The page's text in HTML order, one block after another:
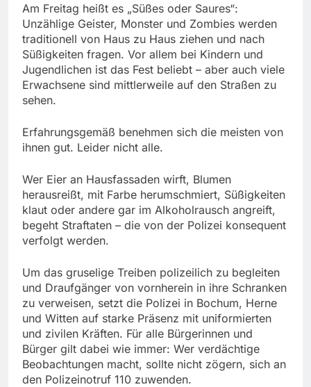
Am Freitag heißt es „Süßes oder Saures“:
Unzählige Geister, Monster und Zombies werden
traditionell von Haus zu Haus ziehen und nach
Süßigkeiten fragen. Vor allem bei Kindern und
Jugendlichen ist das Fest beliebt – aber auch viele
Erwachsene sind mittlerweile auf den Straßen zu
sehen.
Erfahrungsgemäß benehmen sich die meisten von
ihnen gut. Leider nicht alle.
Wer Eier an Hausfassaden wirft, Blumen
herausreißt, mit Farbe herumschmiert, Süßigkeiten
klaut oder andere gar im Alkoholrausch angreift,
begeht Straftaten – die von der Polizei konsequent
verfolgt werden.
Um das gruselige Treiben polizeilich zu begleiten
und Draufgänger von vornherein in ihre Schranken
zu verweisen, setzt die Polizei in Bochum, Herne
und Witten auf starke Präsenz mit uniformierten
und zivilen Kräften. Für alle Bürgerinnen und
Bürger gilt dabei wie immer: Wer verdächtige
Beobachtungen macht, sollte nicht zögern, sich an
den Polizeinotruf 110 zuwenden.